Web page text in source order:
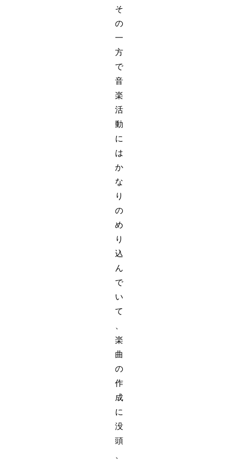
そ
の
一
方
で
音
楽
活
動
に
は
か
な
り
の
め
り
込
ん
で
い
て
楽
曲
の
作
成
に
没
頭